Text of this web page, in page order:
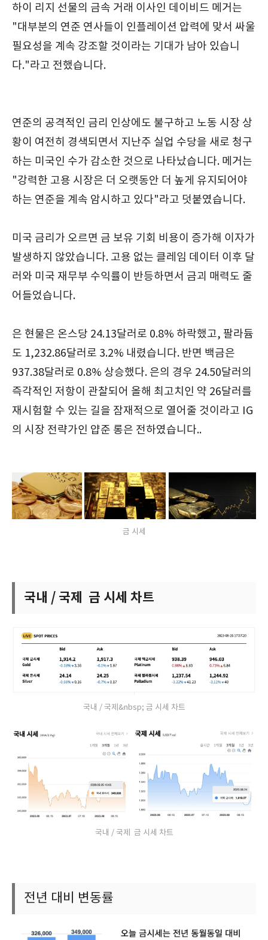
하이 리지 선물의 금속 거래 이사인 데이비드 메거는
"대부분의 연준 연사들이 인플레이션 압력에 맞서 싸울
필요성을 계속 강조할 것이라는 기대가 남아 있습니
다."라고 전했습니다.
연준의 공격적인 금리 인상에도 불구하고 노동 시장 상
황이 여전히 경색되면서 지난주 실업 수당을 새로 청구
하는 미국인 수가 감소한 것으로 나타났습니다. 메거는
"강력한 고용 시장은 더 오랫동안 더 높게 유지되어야
하는 연준을 계속 암시하고 있다"라고 덧붙였습니다.
미국 금리가 오르면 금 보유 기회 비용이 증가해 이자가
발생하지 않았습니다. 고용 없는 클레임 데이터 이후 달
러와 미국 재무부 수익률이 반등하면서 금괴 매력도 줄
어들었습니다.
은 현물은 온스당 24.13달러로 0.8% 하락했고, 팔라듐
도 1,232.86달러로 3.2% 내렸습니다. 반면 백금은
937.38달러로 0.8% 상승했다. 은의 경우 24.50달러의
즉각적인 저항이 관찰되어 올해 최고치인 약 26달러를
재시험할 수 있는 길을 잠재적으로 열어줄 것이라고 IG
의 시장 전략가인 얍준 롱은 전하였습니다..
금 시세
국내 / 국제 금 시세 차트
국내 / 국제&nbsp; 금 시세 차트
국내 / 국제 금 시세 차트
전년 대비 변동률